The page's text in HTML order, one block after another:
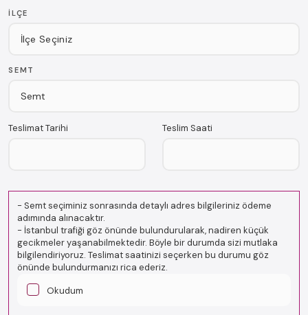
İLÇE
SEMT
Teslimat Tarihi Teslim Saati
- Semt seçiminiz sonrasında detaylı adres bilgileriniz ödeme
adımında alınacaktır.
- İstanbul trafiği göz önünde bulundurularak, nadiren küçük
gecikmeler yaşanabilmektedir. Böyle bir durumda sizi mutlaka
bilgilendiriyoruz. Teslimat saatinizi seçerken bu durumu göz
önünde bulundurmanızı rica ederiz.
Okudum